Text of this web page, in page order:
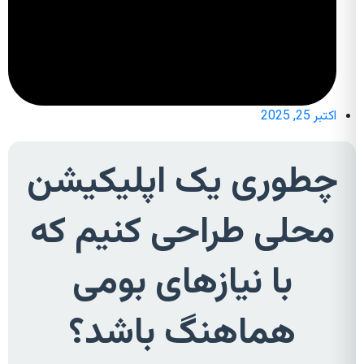
اکتبر 25, 2025
چطوری یک اپلیکیشن
محلی طراحی کنیم که
با نیازهای بومی
هماهنگ باشد؟